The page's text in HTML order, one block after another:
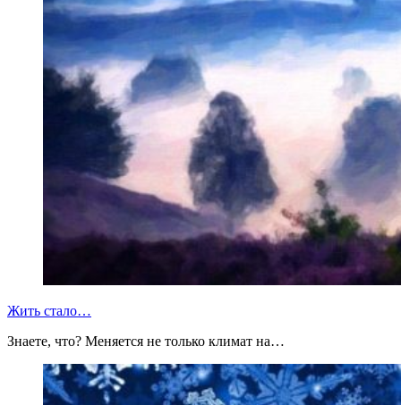
Жить стало…
Знаете, что? Меняется не только климат на…